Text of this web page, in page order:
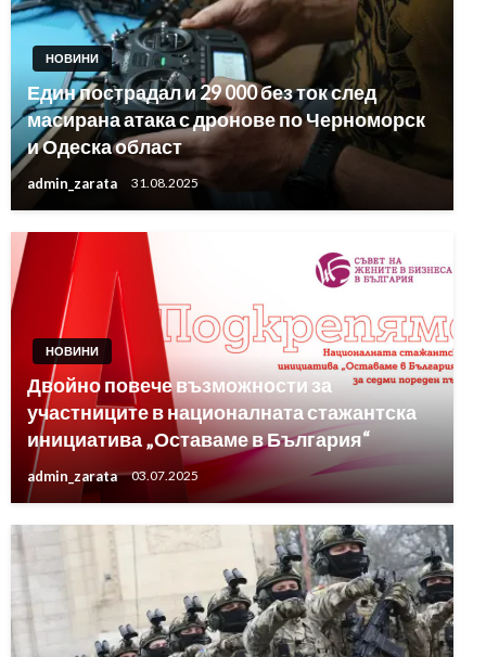
НОВИНИ
Един пострадал и 29 000 без ток след
масирана атака с дронове по Черноморск
и Одеска област
admin_zarata 31.08.2025
НОВИНИ
Двойно повече възможности за
участниците в националната стажантска
инициатива „Оставаме в България“
admin_zarata 03.07.2025